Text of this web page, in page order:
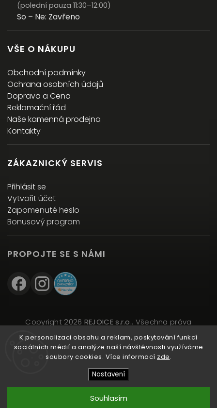
K personalizaci obsahu a reklam, poskytování funkcí
sociálních médií a analýze naší návštěvnosti využíváme
soubory cookies. Více informací zde.
Nastavení
Souhlasím
(polední pauza 11:30–12:00)
So – Ne: Zavřeno
VŠE O NÁKUPU
Obchodní podmínky
Ochrana osobních údajů
Doprava a Cena
Reklamační řád
Naše kamenná prodejna
Kontakty
ZÁKAZNICKÝ SERVIS
Přihlásit se
Vytvořit účet
Zapomenuté heslo
Bonusový program
PROPOJTE SE S NÁMI
Copyright 2026 REJOICE s.r.o.. Všechna práva
vyhrazena.
Upravit nastavení cookies
VytvořilShoptet| DesignShoptak.cz